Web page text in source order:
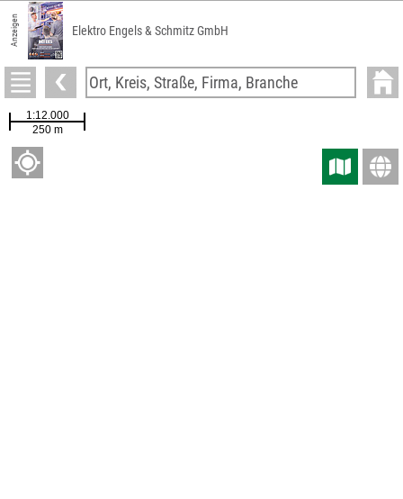
Anzeigen Elektro Engels & Schmitz GmbH